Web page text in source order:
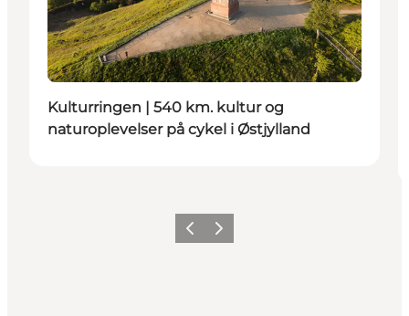
Kulturringen | 540 km. kultur og
naturoplevelser på cykel i Østjylland
ForrigeNeste